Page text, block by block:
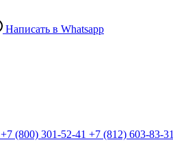
Написать в Whatsapp
+7 (800) 301-52-41 +7 (812) 603-83-31